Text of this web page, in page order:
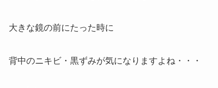
大きな鏡の前にたった時に
背中のニキビ・黒ずみが気になりますよね・・・